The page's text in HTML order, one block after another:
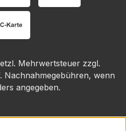
Mehrwertsteuer zzgl.
Nachnahmegebühren, wenn
angegeben.